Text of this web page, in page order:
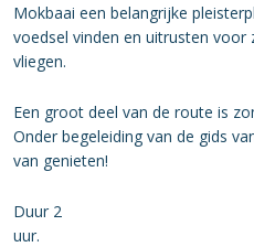
Mokbaai een belangrijke
voedsel vinden en uitrusten voor
Een groot deel van de route is
Onder begeleiding van de gids
van genieten!
Duur 2